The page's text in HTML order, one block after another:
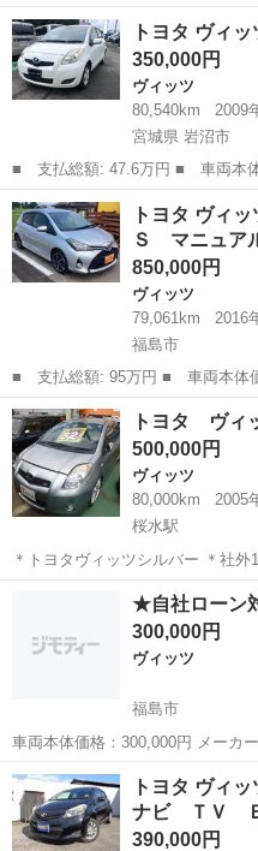
名： トヨタ ■ 車種名： ヴィ
ルエディション ナビ ＴＶ Ｂ
マートキー エア...
福島 いわき市 ヴィッツ
トヨタ ヴィッ
350,000円
ヴィッツ
80,540km
2009
宮城県 岩沼市
■ 支払総額: 47.6万円 ■ 車両本体価格： 350,000 円 ■ メーカー
名： トヨタ ■ 車種名： ヴィ
量： 1000cc ■ ドア枚数： 5D
宮城 岩沼市 ヴィッツ
トヨタ ヴィ
Ｓ マニュ
850,000円
ヴィッツ
79,061km
2016
福島市
■ 支払総額: 95万円 ■ 車両本体価格： 850,000 円 ■ メーカー
名： トヨタ ■ 車種名： ヴィ
保証付！！ ＡＢＳ マニュアル
ステム スマート...
福島 福島市 ヴィッツ
トヨタ ヴィ
500,000円
ヴィッツ
80,000km
2005
桜水駅
＊トヨタヴィッツシルバー ＊社外18インチアルミ ＊Ｊ-ＬＩＮＥリア
アスクル ＊車高調 ＊社外マフラー(センター２本出しマフラー） ＊価
桜水駅 ヴ
★自社ローン
300,000円
ヴィッツ
福島市
車両本体価格：300,000円 メーカー名：トヨタ 車種名：ヴィッツF 排
気量：1,300cc 年式：H20年 走行距離：203,161km 色名：ホワイト 駆
動方式：4WD ...
福島 福島市 ヴィッツ
トヨタ ヴィ
ナビ ＴＶ
390,000円